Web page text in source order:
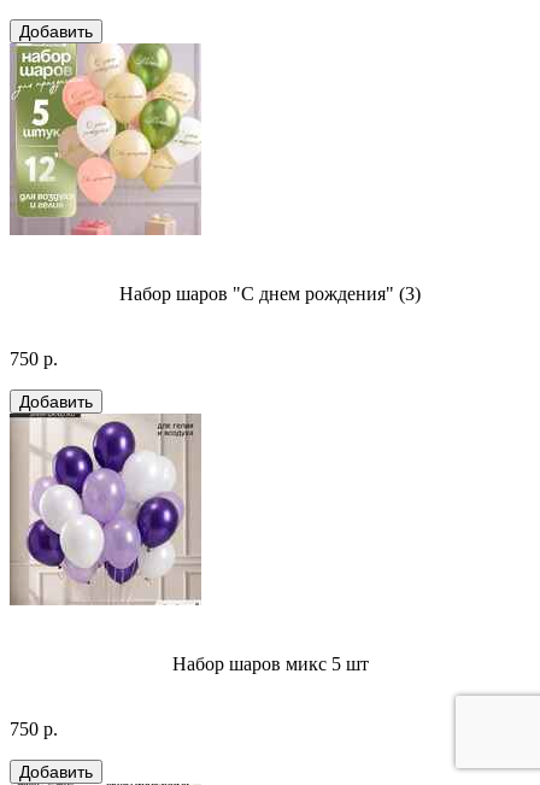
Набор шаров "С днем рождения" (3)
750 р.
Набор шаров микс 5 шт
750 р.